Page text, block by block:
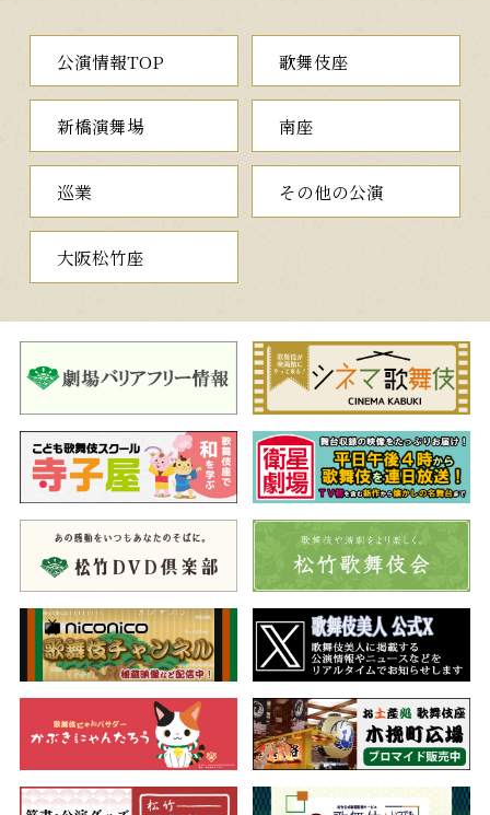
公演情報TOP 歌舞伎座
新橋演舞場 南座
巡業 その他の公演
大阪松竹座